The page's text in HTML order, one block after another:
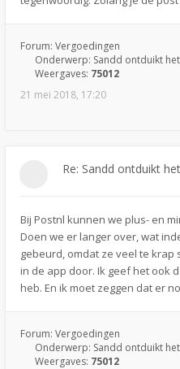
Forum: Vergoedingen
Onderwerp: Sandd ontduikt
Weergaves: 75012
21 mei 2018, 17:20
Re: Sandd ontduikt
Bij Postnl kunnen we plus- en
Doen we er langer over, wat
gebeurd, omdat ze veel te
in de app door. Ik geef het ook
heb. En ik moet zeggen dat er
Forum: Vergoedingen
Onderwerp: Sandd ontduikt
Weergaves: 75012